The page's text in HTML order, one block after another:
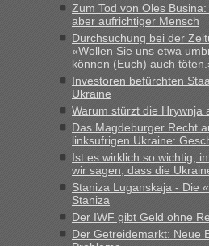
„Bin am Montag 15.6.26 um 8 Uhr
das erste Mal an einem
vor mir, bin sonst der Erste oder
Minuten wurde dann die nächste
Berichte und Reisetipps •
Grenzübergang zwischen Polen
schnellsten?
„Derzeit, ist es überall sehr voll an
Polen. Zb. Krakovets 100 PKW ca.
Montag rüber, versuchen es sehr
Zum Tod von Oles
aber aufrichtiger Mensch
Durchsuchung bei der
«Wollen Sie uns etwa
können (Euch) auch
Investoren befürchten
Ukraine
Warum stürzt die Hrywnja
Das Magdeburger Recht
linksufrigen Ukraine:
Ist es wirklich so wichtig,
wir sagen, dass die
Staniza Luganskaja - Die
Staniza
Der IWF gibt Geld ohne
Der Getreidemarkt: Neue